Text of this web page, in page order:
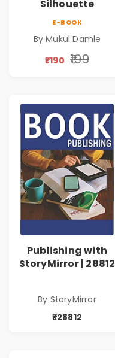
Silhouette
E-BOOK
By Mukul Damle
₹190 ₹199
Publishing with
StoryMirror | 28812
By StoryMirror
₹28812